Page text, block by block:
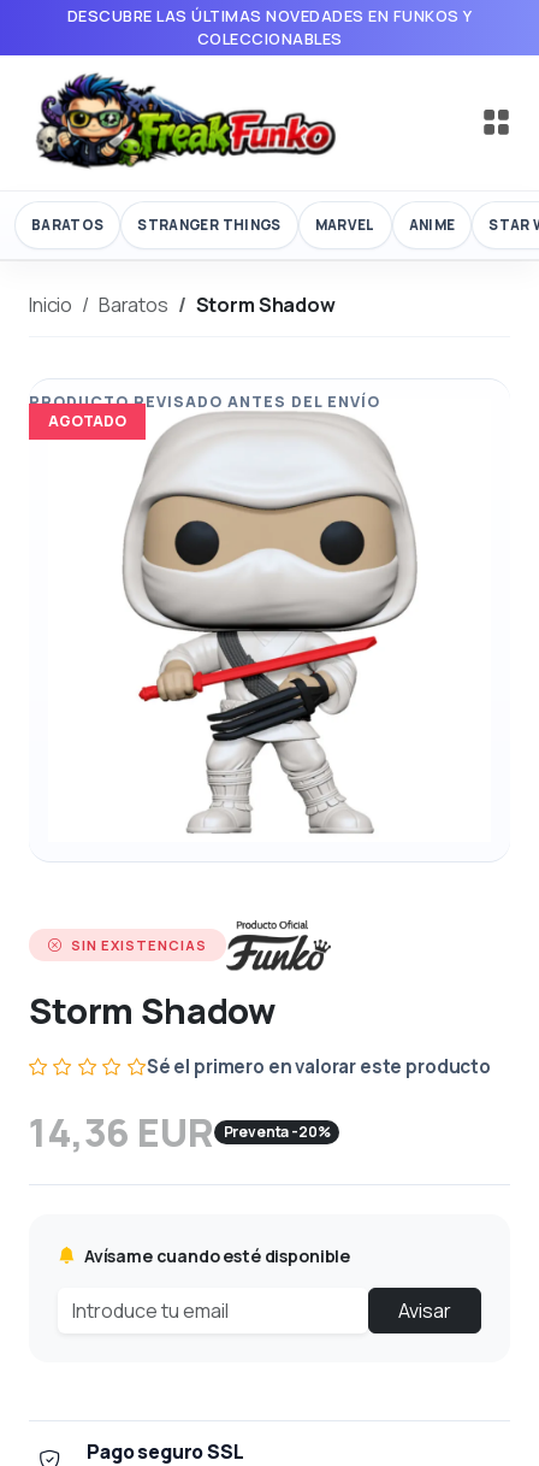
DESCUBRE LAS ÚLTIMAS NOVEDADES EN FUNKOS Y
COLECCIONABLES
BARATOS STRANGER THINGS MARVEL ANIME STAR
Inicio Baratos Storm Shadow
AGOTADO
SIN EXISTENCIAS
Storm Shadow
Sé el primero en valorar este producto
14,36 EUR Preventa -20%
Avísame cuando esté disponible
Avisar
Pago seguro SSL